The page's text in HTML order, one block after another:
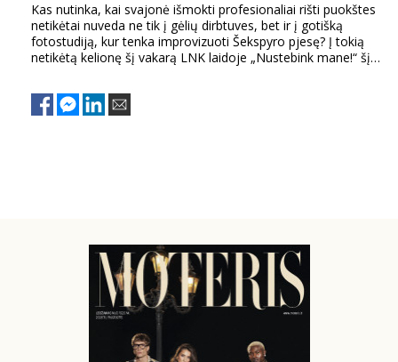
KONTAKTAI
NAUJIENLAIŠKĮ
Kas nutinka, kai svajonė išmokti profesionaliai rišti puokštes
netikėtai nuveda ne tik į gėlių dirbtuves, bet ir į gotišką
fotostudiją, kur tenka improvizuoti Šekspyro pjesę? Į tokią
netikėtą kelionę šį vakarą LNK laidoje „Nustebink mane!“ šį
Varkė Labdarkė ir laidos herojė Rosita.